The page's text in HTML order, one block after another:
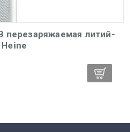
перезаряжаемая литий-